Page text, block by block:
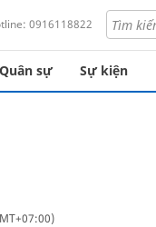
0916118822
Quân sự Sự kiện